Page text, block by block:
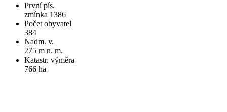
První pís.
zmínka 1386
Počet obyvatel
384
Nadm. v.
275 m n. m.
Katastr. výměra
766 ha